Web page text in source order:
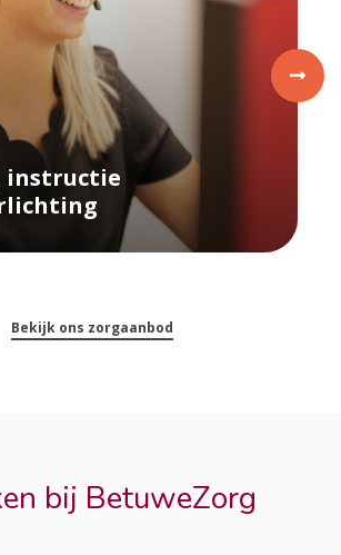
instructie
Bekijk ons zorgaanbod
bij BetuweZorg